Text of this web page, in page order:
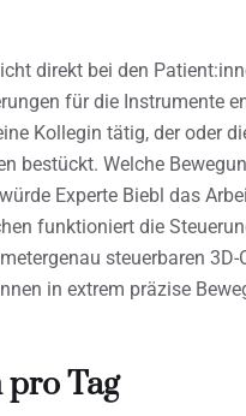
direkt bei den
für die Instrumente
Kollegin tätig, der oder
bestückt. Welche
Experte Biebl das
funktioniert die
steuerbaren 3D-
in extrem präzise
Tag